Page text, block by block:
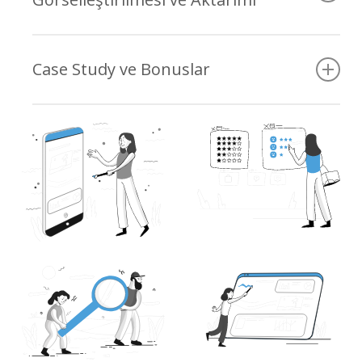
Anlamlı datanın içgörüye
İçgörülerin uygulanabilir tasarım
Farklı paydaşlara (yöneticiler, tasarım ve
sunumu
Case Study ve Bonuslar
gerçekleştirilecek iki farklı case study
çalışması uygulanmaktadır.
Eğitimde ve sonrasında kullanılabilecek
makaleler, şablonlar, playbook’lar